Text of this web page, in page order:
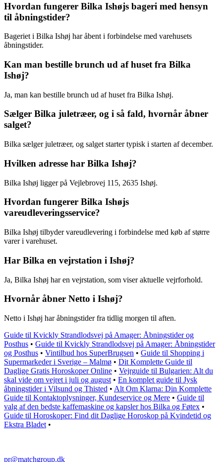
Hvordan fungerer Bilka Ishøjs bageri med hensyn
til åbningstider?
Bageriet i Bilka Ishøj har åbent i forbindelse med varehusets
åbningstider.
Kan man bestille brunch ud af huset fra Bilka
Ishøj?
Ja, man kan bestille brunch ud af huset fra Bilka Ishøj.
Sælger Bilka juletræer, og i så fald, hvornår åbner
salget?
Bilka sælger juletræer, og salget starter typisk i starten af december.
Hvilken adresse har Bilka Ishøj?
Bilka Ishøj ligger på Vejlebrovej 115, 2635 Ishøj.
Hvordan fungerer Bilka Ishøjs
vareudleveringsservice?
Bilka Ishøj tilbyder vareudlevering i forbindelse med køb af større
varer i varehuset.
Har Bilka en vejrstation i Ishøj?
Ja, Bilka Ishøj har en vejrstation, som viser aktuelle vejrforhold.
Hvornår åbner Netto i Ishøj?
Netto i Ishøj har åbningstider fra tidlig morgen til aften.
Guide til Kvickly Strandlodsvej på Amager: Åbningstider og
Posthus • Guide til Kvickly Strandlodsvej på Amager: Åbningstider
og Posthus • Vintilbud hos SuperBrugsen • Guide til Shopping i
Supermarkeder i Sverige – Malmø • Dit Komplette Guide til
Daglige Gratis Horoskoper Online • Vejrguide til Bulgarien: Alt du
skal vide om vejret i juli og august • En komplet guide til Jysk
åbningstider i Vilsund og Thisted • Alt Om Klarna: Din Komplette
Guide til Kontaktoplysninger, Kundeservice og Mere • Guide til
valg af den bedste kaffemaskine og kapsler hos Bilka og Føtex •
Guide til Horoskoper: Find dit Daglige Horoskop på Kvindetid og
Ekstra Bladet •
pr@matchgroup.dk